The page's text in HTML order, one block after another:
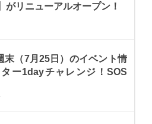
がリニューアルオープン！
末（7月25日）のイベント情
ー1dayチャレンジ！SOS